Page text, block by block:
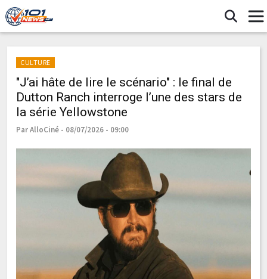
CULTURE
"J’ai hâte de lire le scénario" : le final de
Dutton Ranch interroge l’une des stars de
la série Yellowstone
Par AlloCiné - 08/07/2026 - 09:00